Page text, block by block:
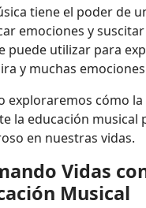
tiene el poder de
emociones y
puede utilizar para
y muchas
exploraremos cómo la
la educación musical
en nuestras vidas.
Vidas
Musical